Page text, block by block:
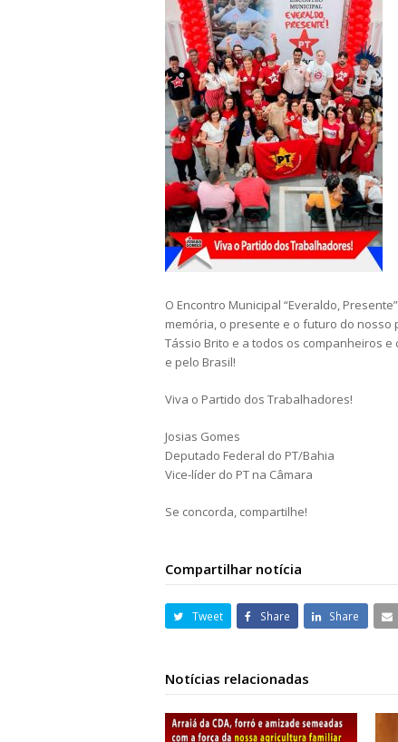
O Encontro Municipal “Everaldo,
memória, o presente e o futuro do nosso
Tássio Brito e a todos os companheiros
e pelo Brasil!
Viva o Partido dos Trabalhadores!
Josias Gomes
Deputado Federal do PT/Bahia
Vice-líder do PT na Câmara
Se concorda, compartilhe!
Compartilhar notícia
Tweet Share Share
Notícias relacionadas